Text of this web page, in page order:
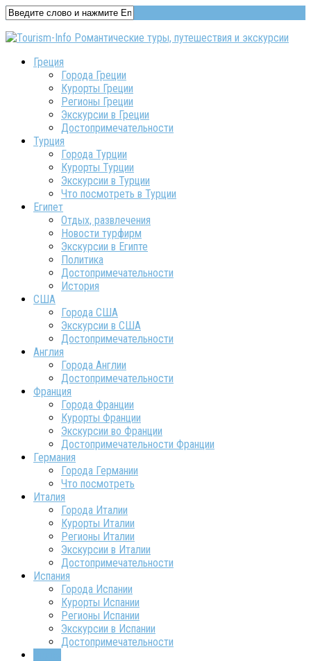
Греция
Города Греции
Курорты Греции
Регионы Греции
Экскурсии в Греции
Достопримечательности
Турция
Города Турции
Курорты Турции
Экскурсии в Турции
Что посмотреть в Турции
Египет
Отдых, развлечения
Новости турфирм
Экскурсии в Египте
Политика
Достопримечательности
История
США
Города США
Экскурсии в США
Достопримечательности
Англия
Города Англии
Достопримечательности
Франция
Города Франции
Курорты Франции
Экскурсии во Франции
Достопримечательности Франции
Германия
Города Германии
Что посмотреть
Италия
Города Италии
Курорты Италии
Регионы Италии
Экскурсии в Италии
Достопримечательности
Испания
Города Испании
Курорты Испании
Регионы Испании
Экскурсии в Испании
Достопримечательности